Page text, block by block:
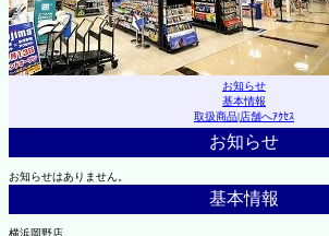
お知らせ
基本情報
取扱商品|店舗へｱｸｾｽ
お知らせ
お知らせはありません。
基本情報
横浜岡野店